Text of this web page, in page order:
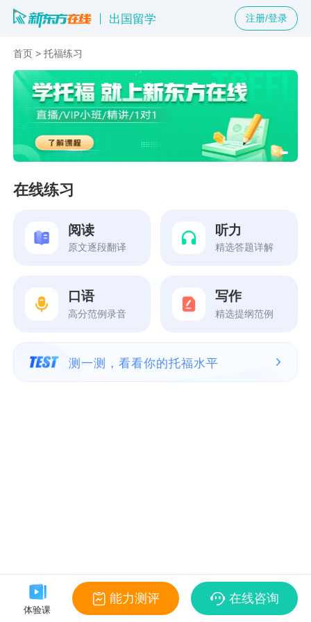
出国留学 注册/登录
首页 >托福练习
在线练习
阅读
原文逐段翻译
听力
精选答题详解
口语
高分范例录音
写作
精选提纲范例
测一测，看看你的托福水平
体验课
能力测评 在线咨询